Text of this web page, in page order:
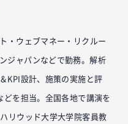
・ウェブマネー・リクルー
ジャパンなどで勤務。解析
KPI設計、施策の実施と評
どを担当。全国各地で講演を
リウッド大学大学院客員教